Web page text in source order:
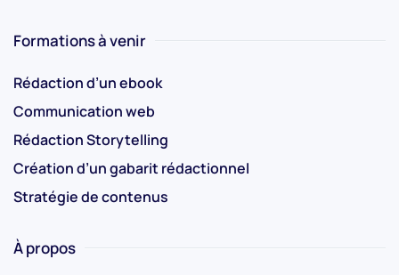
Formations à venir
Rédaction d’un ebook
Communication web
Rédaction Storytelling
Création d’un gabarit rédactionnel
Stratégie de contenus
À propos